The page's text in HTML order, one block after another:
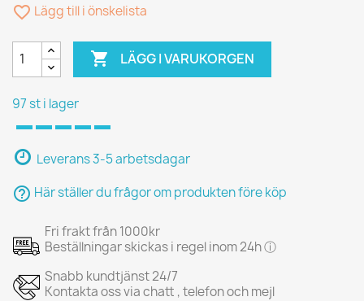
favorite_border Lägg till i önskelista
 LÄGG I VARUKORGEN
97 st i lager
Leverans 3-5 arbetsdagar
help_outline Här ställer du frågor om produkten före köp
Fri frakt från 1000kr
Beställningar skickas i regel inom 24h ⓘ
Snabb kundtjänst 24/7
Kontakta oss via chatt , telefon och mejl